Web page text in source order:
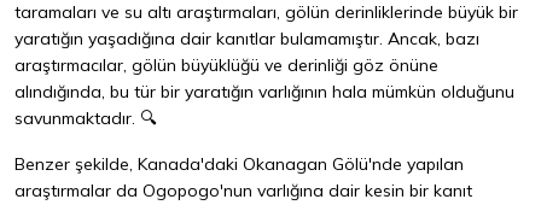
taramaları ve su altı araştırmaları, gölün derinliklerinde büyük bir
yaratığın yaşadığına dair kanıtlar bulamamıştır. Ancak, bazı
araştırmacılar, gölün büyüklüğü ve derinliği göz önüne
alındığında, bu tür bir yaratığın varlığının hala mümkün olduğunu
savunmaktadır. 🔍
Benzer şekilde, Kanada'daki Okanagan Gölü'nde yapılan
araştırmalar da Ogopogo'nun varlığına dair kesin bir kanıt